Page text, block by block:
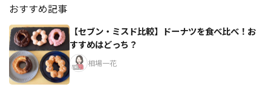
おすすめ記事
【セブン・ミスド比較】ドーナツを食べ比べ！お
すすめはどっち？
相場一花